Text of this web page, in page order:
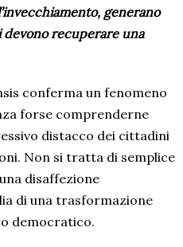
generano
recuperare una
conferma un fenomeno
forse comprenderne
distacco dei cittadini
Non si tratta di semplice
disaffezione
di una trasformazione
democratico.